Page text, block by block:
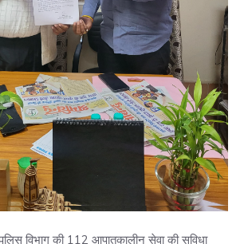
विभाग की 112 आपातकालीन सेवा की सुविधा